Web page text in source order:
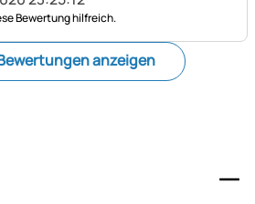
Bewertung hilfreich.
anzeigen